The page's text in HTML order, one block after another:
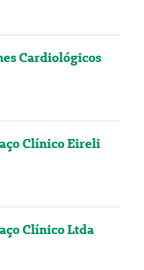
Cardiológicos
Clínico Eireli
Clínico Ltda